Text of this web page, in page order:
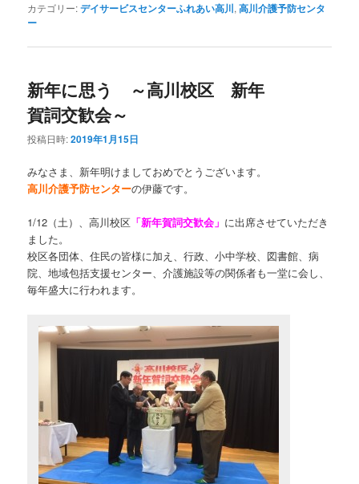
カテゴリー:デイサービスセンターふれあい高川,高川介護予防センタ
ー
新年に思う ～高川校区 新年
賀詞交歓会～
投稿日時:2019年1月15日
みなさま、新年明けましておめでとうございます。
高川介護予防センターの伊藤です。
1/12（土）、高川校区 「新年賀詞交歓会」 に出席させていただき
ました。
校区各団体、住民の皆様に加え、行政、小中学校、図書館、病
院、地域包括支援センター、介護施設等の関係者も一堂に会し、
毎年盛大に行われます。